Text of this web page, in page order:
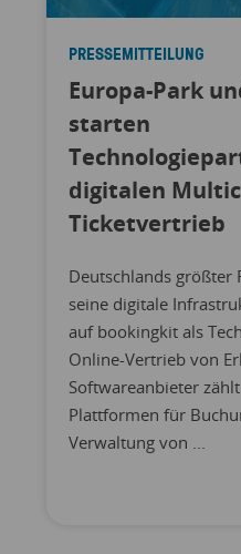
PRESSEMITTEILUNG
Europa-Park
starten
digitalen
Ticketvertrieb
Deutschlands größter
seine digitale
auf bookingkit als
Online-Vertrieb von
Softwareanbieter
Plattformen für
Verwaltung von ...